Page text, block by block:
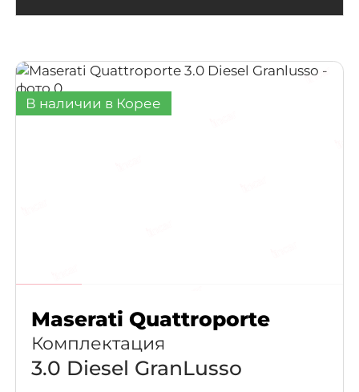
В наличии в Корее
Maserati Quattroporte
Комплектация
3.0 Diesel GranLusso